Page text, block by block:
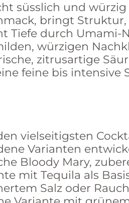
süsslich und
bringt
Tiefe durch Umami-
würzigen
zitrusartige
feine bis intensive
vielseitigsten
Varianten
Bloody Mary,
mit Tequila als
Salz oder